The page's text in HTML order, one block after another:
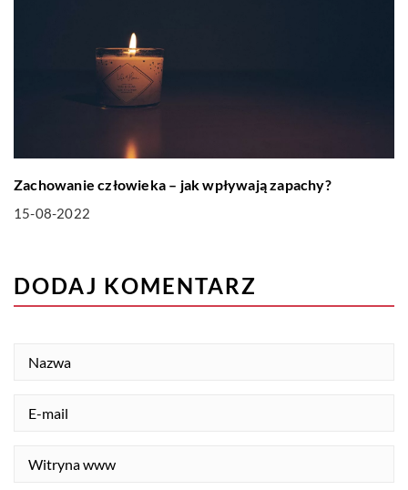
Zachowanie człowieka – jak wpływają zapachy?
15-08-2022
DODAJ KOMENTARZ